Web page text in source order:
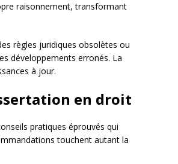
raisonnement, transformant
règles juridiques obsolètes ou
développements erronés. La
à jour.
en droit
pratiques éprouvés qui
touchent autant la